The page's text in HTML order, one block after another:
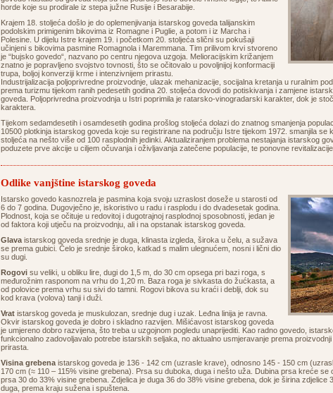
horde koje su prodirale iz stepa južne Rusije i Besarabije.
Krajem 18. stoljeća došlo je do oplemenjivanja istarskog goveda talijanskim
podolskim primigenim bikovima iz Romagne i Puglie, a potom i iz Marcha i
Polesine. U dijelu Istre krajem 19. i početkom 20. stoljeća slični su pokušaji
učinjeni s bikovima pasmine Romagnola i Maremmana. Tim prilivom krvi stvoreno
je “bujsko govedo“, nazvano po centru njegova uzgoja. Melioracijskim križanjem
znatno je popravljeno svojstvo tovnosti, što se očitovalo u povoljnijoj konformaciji
trupa, boljoj konverziji krme i intenzivnijem prirastu.
Industrijalizacija poljoprivredne proizvodnje, ulazak mehanizacije, socijalna kretanja u ruralnim
prema turizmu tijekom ranih pedesetih godina 20. stoljeća dovodi do potiskivanja i zamjene
goveda. Poljoprivredna proizvodnja u Istri poprimila je ratarsko-vinogradarski karakter, dok je
karaktera.
Tijekom sedamdesetih i osamdesetih godina prošlog stoljeća dolazi do znatnog smanjenja
10500 plotkinja istarskog goveda koje su registrirane na području Istre tijekom 1972. smanjila se
stoljeća na nešto više od 100 rasplodnih jedinki. Aktualiziranjem problema nestajanja istarskog
poduzete prve akcije u ciljem očuvanja i oživljavanja zatečene populacije, te ponovne revitalizacije.
Odlike vanjštine istarskog goveda
Istarsko govedo kasnozrela je pasmina koja svoju uzraslost doseže u starosti od
6 do 7 godina. Dugovječno je, iskoristivo u radu i rasplodu i do dvadesetak godina.
Plodnost, koja se očituje u redovitoj i dugotrajnoj rasplodnoj sposobnosti, jedan je
od faktora koji utječu na proizvodnju, ali i na opstanak istarskog goveda.
Glava istarskog goveda srednje je duga, klinasta izgleda, široka u čelu, a sužava
se prema gubici. Čelo je srednje široko, katkad s malim ulegnućem, nosni i lični dio
su dugi.
Rogovi su veliki, u obliku lire, dugi do 1,5 m, do 30 cm opsega pri bazi roga, s
međurožnim rasponom na vrhu do 1,20 m. Baza roga je sivkasta do žućkasta, a
od polovice prema vrhu su sivi do tamni. Rogovi bikova su kraći i deblji, dok su
kod krava (volova) tanji i duži.
Vrat istarskog goveda je muskulozan, srednje dug i uzak. Leđna linija je ravna.
Okvir istarskog goveda je dobro i skladno razvijen. Mišićavost istarskog goveda
je umjereno dobro razvijena, što treba u uzgojnom pogledu unaprijediti. Kao radno govedo,
funkcionalno zadovoljavalo potrebe istarskih seljaka, no aktualno usmjeravanje prema
prirasta.
Visina grebena istarskog goveda je 136 - 142 cm (uzrasle krave), odnosno 145 - 150 cm
170 cm (≈ 110 – 115% visine grebena). Prsa su duboka, duga i nešto uža. Dubina prsa kreće se
prsa 30 do 33% visine grebena. Zdjelica je duga 36 do 38% visine grebena, dok je širina zdjelice
duga, prema kraju sužena i spuštena.